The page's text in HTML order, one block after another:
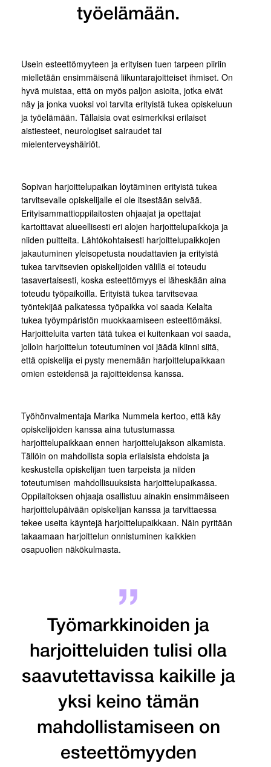
työelämään.
Usein esteettömyyteen ja erityisen tuen tarpeen piiriin
mielletään ensimmäisenä liikuntarajoitteiset ihmiset. On
hyvä muistaa, että on myös paljon asioita, jotka eivät
näy ja jonka vuoksi voi tarvita erityistä tukea opiskeluun
ja työelämään. Tällaisia ovat esimerkiksi erilaiset
aistiesteet, neurologiset sairaudet tai
mielenterveyshäiriöt.
Sopivan harjoittelupaikan löytäminen erityistä tukea
tarvitsevalle opiskelijalle ei ole itsestään selvää.
Erityisammattioppilaitosten ohjaajat ja opettajat
kartoittavat alueellisesti eri alojen harjoittelupaikkoja ja
niiden puitteita. Lähtökohtaisesti harjoittelupaikkojen
jakautuminen yleisopetusta noudattavien ja erityistä
tukea tarvitsevien opiskelijoiden välillä ei toteudu
tasavertaisesti, koska esteettömyys ei läheskään aina
toteudu työpaikoilla. Erityistä tukea tarvitsevaa
työntekijää palkatessa työpaikka voi saada Kelalta
tukea työympäristön muokkaamiseen esteettömäksi.
Harjoitteluita varten tätä tukea ei kuitenkaan voi saada,
jolloin harjoittelun toteutuminen voi jäädä kiinni siitä,
että opiskelija ei pysty menemään harjoittelupaikkaan
omien esteidensä ja rajoitteidensa kanssa.
Työhönvalmentaja Marika Nummela kertoo, että käy
opiskelijoiden kanssa aina tutustumassa
harjoittelupaikkaan ennen harjoittelujakson alkamista.
Tällöin on mahdollista sopia erilaisista ehdoista ja
keskustella opiskelijan tuen tarpeista ja niiden
toteutumisen mahdollisuuksista harjoittelupaikassa.
Oppilaitoksen ohjaaja osallistuu ainakin ensimmäiseen
harjoittelupäivään opiskelijan kanssa ja tarvittaessa
tekee useita käyntejä harjoittelupaikkaan. Näin pyritään
takaamaan harjoittelun onnistuminen kaikkien
osapuolien näkökulmasta.
Työmarkkinoiden ja
harjoitteluiden tulisi olla
saavutettavissa kaikille ja
yksi keino tämän
mahdollistamiseen on
esteettömyyden